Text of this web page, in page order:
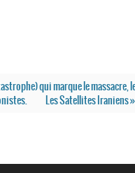
qui marque le massacre,
Les Satellites Iraniens »